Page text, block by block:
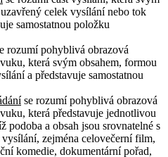
celek vysílání nebo tok
samostatnou položku
rozumí pohyblivá obrazová
která svým obsahem, formou
a představuje samostatnou
se rozumí pohyblivá obrazová
která představuje jednotlivou
podoba a obsah jsou srovnatelné s
zejména celovečerní film,
komedie, dokumentární pořad,